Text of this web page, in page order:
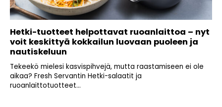
Hetki-tuotteet helpottavat ruoanlaittoa – nyt
voit keskittyä kokkailun luovaan puoleen ja
nautiskeluun
Tekeekö mielesi kasvispihvejä, mutta raastamiseen ei ole
aikaa? Fresh Servantin Hetki-salaatit ja
ruoanlaittotuotteet...